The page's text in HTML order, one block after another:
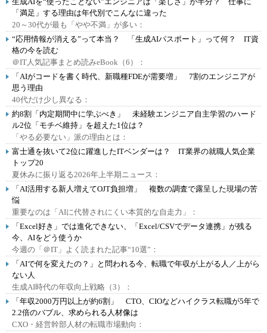
「満足」する理由は年代別でこんなに違った
20～30代が最も「やや不満」が多い：
“応用情報が消える”って本当？ 「生成AIパスポート」って何？ IT資
格の今を読む
＠IT人気記事まとめ読みeBook（6）：
「AIがコードを書く時代、新職種FDEが需要増」 7割のエンジニアが
思う理由
40代だけ少し異なる：
約8割「内定期間中に学ぶべき」 未経験エンジニア自主学習のハード
ル2位「モチベ維持」を超えた1位は？
「やる必要ない」派の理由とは：
富士通を抜いて2位に躍進したITベンダーは？ IT業界の就職人気企業
トップ20
夏休みに振り返る2026年上半期ニュース：
「AI活用する新人増えてOJT負担増」 複数の調査で露呈した現場の苦
悩
重要なのは「AIに代替されにくい本質的な自走力」：
「Excel好き」では進化できない、「Excel/CSVでデータ連携」が残る
今、AIをどう使うか
今週の「＠IT」よく読まれた記事“10選”：
「AIで何を変えたの？」と問われる今、転職で年収が上がる人／上がら
ない人
生成AI時代の年収向上戦略（3）：
「年収2000万円以上が約6割」 CTO、CIOなどハイクラス転職が5年で
2.2倍のバブル、求められる人材像は
CXO・経営幹部人材の転職市場動向：